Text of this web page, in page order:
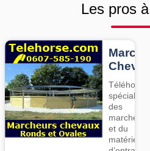
Les pros
Téléhorse,
spécialiste
des
marcheurs
et du
matériel